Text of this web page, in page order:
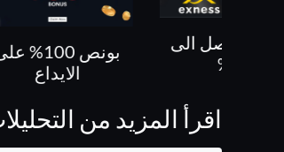
بونص 100% على
الايداع
بونص
دولار
اقرأ المزيد من